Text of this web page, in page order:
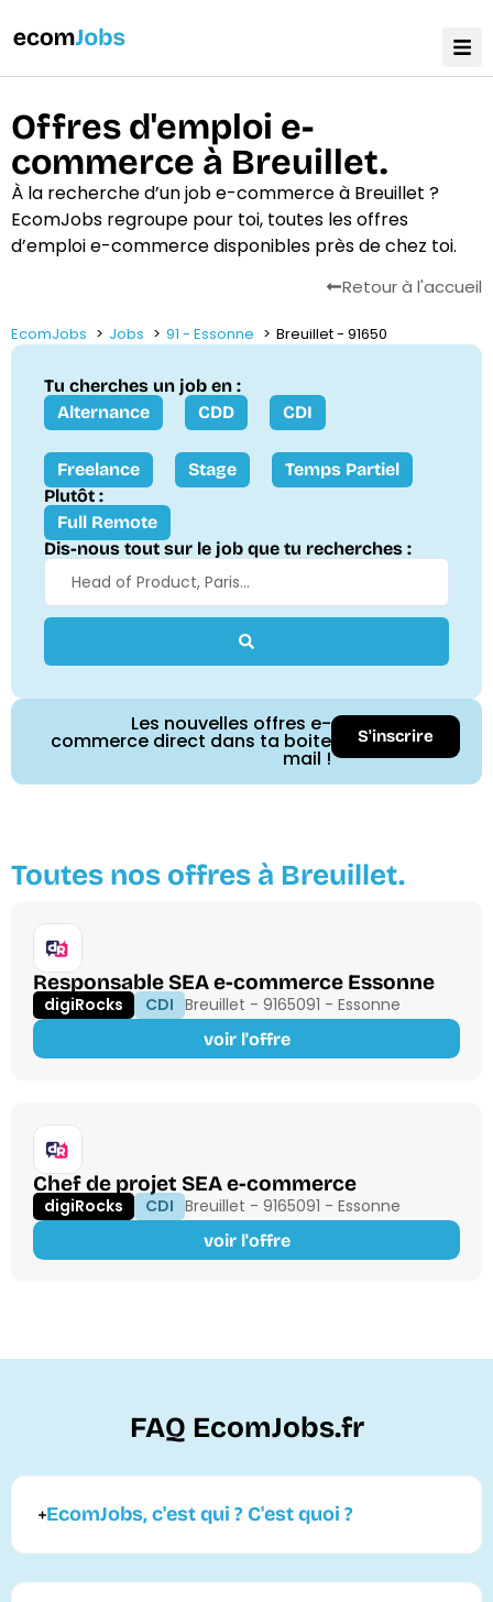
Offres d'emploi e-
commerce à Breuillet.
À la recherche d’un job e-commerce à Breuillet ?
EcomJobs regroupe pour toi, toutes les offres
d’emploi e-commerce disponibles près de chez toi.
Retour à l'accueil
EcomJobs Jobs 91 - Essonne Breuillet - 91650
Tu cherches un job en :
Alternance
CDD CDI
Freelance Stage
Temps Partiel
Plutôt :
Full Remote
Dis-nous tout sur le job que tu recherches :
Les nouvelles offres e-
commerce direct dans ta boite
mail !
S'inscrire
Toutes nos offres à Breuillet.
Responsable SEA e-commerce Essonne
digiRocks CDI Breuillet - 9165091 - Essonne
voir l'offre
Chef de projet SEA e-commerce
digiRocks CDI Breuillet - 9165091 - Essonne
voir l'offre
FAQ EcomJobs.fr
EcomJobs, c'est qui ? C'est quoi ?